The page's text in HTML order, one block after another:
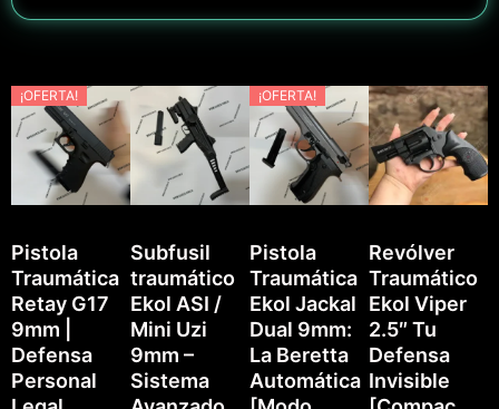
¡OFERTA!
Pistola
Traumática
Retay G17
9mm |
Defensa
Personal
Subfusil
traumático
Ekol ASI /
Mini Uzi
9mm –
Sistema
¡OFERTA!
Pistola
Traumática
Ekol Jackal
Dual 9mm:
La Beretta
Automática
Revólver
Traumático
Ekol Viper
2.5″ Tu
Defensa
Invisible